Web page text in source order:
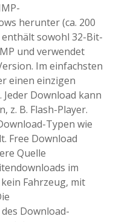
herunter (ca. 200
sowohl 32-Bit-
und verwendet
Im einfachsten
einen einzigen
Download kann
z. B. Flash-Player.
Typen wie
Free Download
Quelle
im
Fahrzeug, mit
Download-